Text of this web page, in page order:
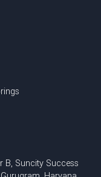
B, Suncity Success